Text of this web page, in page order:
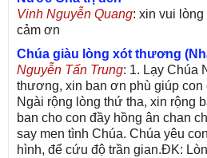
Vinh Nguyễn Quang: xin vui
cảm ơn
Chúa giàu lòng xót thương
Nguyễn Tấn Trung: 1. Lạy Chúa
thương, xin ban ơn phù giúp con
Ngài rộng lòng thứ tha, xin rộng
ban cho con đầy hồng ân chan
say men tình Chúa. Chúa yêu
hình, để cứu độ trần gian.ĐK: